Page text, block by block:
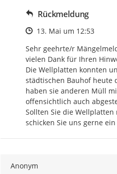
Rückmeldung
Zeitpunkt des Erstellens
13. Mai um 12:53
Sehr geehrte/r
vielen Dank für Ihren
Die Wellplatten konnten
städtischen Bauhof heute
haben sie anderen Müll
offensichtlich auch
Sollten Sie die
schicken Sie uns gerne ein
Anonym